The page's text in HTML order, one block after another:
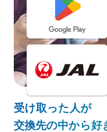
受け取った人が
交換先の中から好